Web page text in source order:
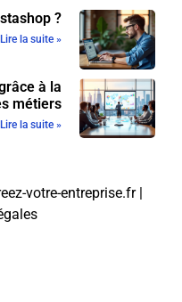
?
Lire la suite »
à la
métiers
Lire la suite »
votre-entreprise.fr |